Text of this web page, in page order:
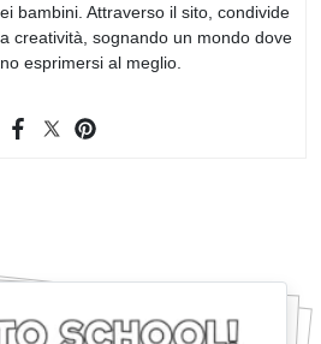
bambini. Attraverso il sito, condivide
creatività, sognando un mondo dove
esprimersi al meglio.